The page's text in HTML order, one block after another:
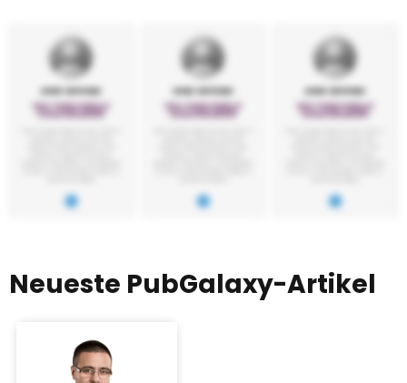
Neueste PubGalaxy-Artikel